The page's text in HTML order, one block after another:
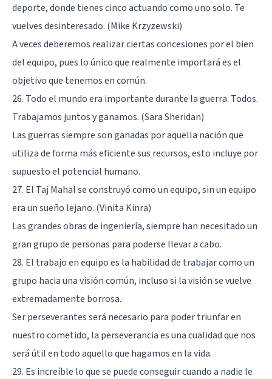
deporte, donde tienes cinco actuando como uno solo. Te
vuelves desinteresado. (Mike Krzyzewski)
A veces deberemos realizar ciertas concesiones por el bien
del equipo, pues lo único que realmente importará es el
objetivo que tenemos en común.
26. Todo el mundo era importante durante la guerra. Todos.
Trabajamos juntos y ganamos. (Sara Sheridan)
Las guerras siempre son ganadas por aquella nación que
utiliza de forma más eficiente sus recursos, esto incluye por
supuesto el potencial humano.
27. El Taj Mahal se construyó como un equipo, sin un equipo
era un sueño lejano. (Vinita Kinra)
Las grandes obras de ingeniería, siempre han necesitado un
gran grupo de personas para poderse llevar a cabo.
28. El trabajo en equipo es la habilidad de trabajar como un
grupo hacia una visión común, incluso si la visión se vuelve
extremadamente borrosa.
Ser perseverantes será necesario para poder triunfar en
nuestro cometido, la perseverancia es una cualidad que nos
será útil en todo aquello que hagamos en la vida.
29. Es increíble lo que se puede conseguir cuando a nadie le